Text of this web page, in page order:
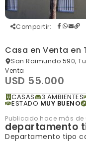
Compartir:
Casa en Venta en
San Raimundo 590,
Venta
USD 55.000
CASAS 3 AMBIENTES
ESTADO MUY BUENO
Publicado hace más de
departamento
Departamento tipo